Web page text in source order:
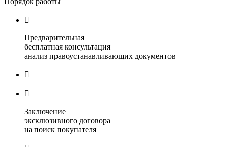

Предварительная
бесплатная консультация
анализ правоустанавливающих документов


Заключение
эксклюзивного договора
на поиск покупателя